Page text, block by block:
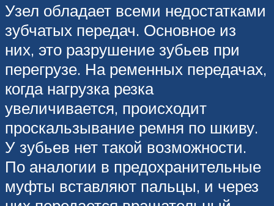
Узел обладает всеми недостатками
зубчатых передач. Основное из
них, это разрушение зубьев при
перегрузе. На ременных передачах,
когда нагрузка резка
увеличивается, происходит
проскальзывание ремня по шкиву.
У зубьев нет такой возможности.
По аналогии в предохранительные
муфты вставляют пальцы, и через